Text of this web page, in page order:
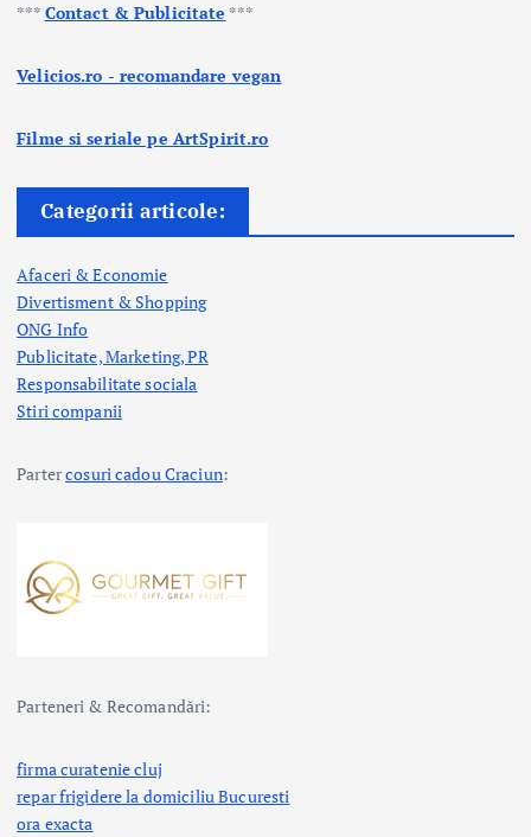
*** Contact & Publicitate ***
Velicios.ro - recomandare vegan
Filme si seriale pe ArtSpirit.ro
Categorii articole:
Afaceri & Economie
Divertisment & Shopping
ONG Info
Publicitate, Marketing, PR
Responsabilitate sociala
Stiri companii
Partercosuri cadou Craciun:
Parteneri & Recomandări:
firma curatenie cluj
repar frigidere la domiciliu Bucuresti
ora exacta